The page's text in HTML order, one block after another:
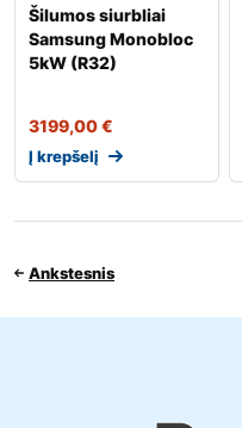
Šilumos siurbliai
Samsung Monobloc
5kW (R32)
3199,00€
Į krepšelį
Ankstesnis